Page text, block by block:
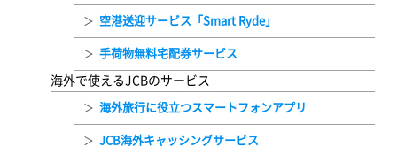
空港送迎サービス「Smart Ryde」
手荷物無料宅配券サービス
海外で使えるJCBのサービス
海外旅行に役立つスマートフォンアプリ
JCB海外キャッシングサービス